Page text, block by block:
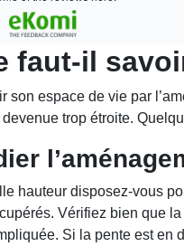
faut-il
son espace de vie par
trop étroite.
hauteur disposez-vous
Vérifiez bien que
Si la pente est en